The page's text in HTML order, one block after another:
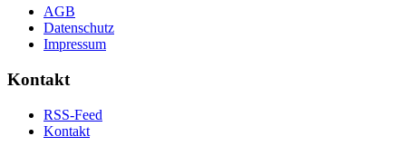
AGB
Datenschutz
Impressum
Kontakt
RSS-Feed
Kontakt